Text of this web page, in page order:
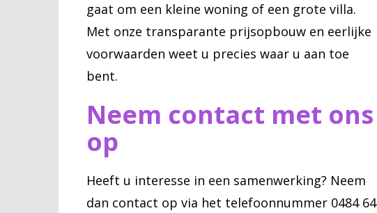
gaat om een kleine woning of een grote villa.
Met onze transparante prijsopbouw en eerlijke
voorwaarden weet u precies waar u aan toe
bent.
Neem contact met ons
op
Heeft u interesse in een samenwerking? Neem
dan contact op via het telefoonnummer 0484 64